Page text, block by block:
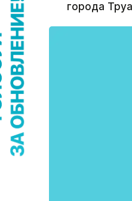
города